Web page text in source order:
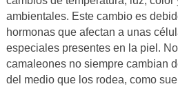
ambientales. Este cambio es
hormonas que afectan a unas
especiales presentes en la piel.
camaleones no siempre cambian
del medio que los rodea, como